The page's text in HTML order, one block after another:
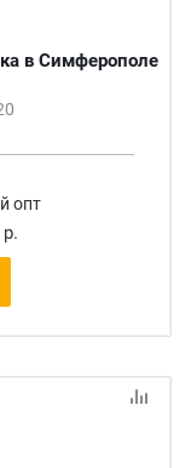
в Симферополе
опт